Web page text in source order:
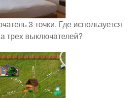
3 точки. Где используется
трех выключателей?